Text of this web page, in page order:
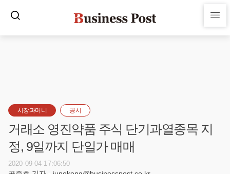
시장과머니 공시
거래소 영진약품 주식 단기과열종목 지
정, 9일까지 단일가 매매
2020-09-04 17:06:50